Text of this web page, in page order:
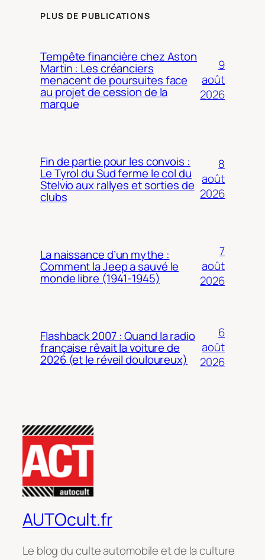
PLUS DE PUBLICATIONS
Tempête financière chez Aston
Martin : Les créanciers
menacent de poursuites face
au projet de cession de la
marque
9
août
2026
Fin de partie pour les convois :
Le Tyrol du Sud ferme le col du
Stelvio aux rallyes et sorties de
clubs
8
août
2026
La naissance d’un mythe :
Comment la Jeep a sauvé le
monde libre (1941-1945)
7
août
2026
Flashback 2007 : Quand la radio
française rêvait la voiture de
2026 (et le réveil douloureux)
6
août
2026
AUTOcult.fr
Le blog du culte automobile et de la culture